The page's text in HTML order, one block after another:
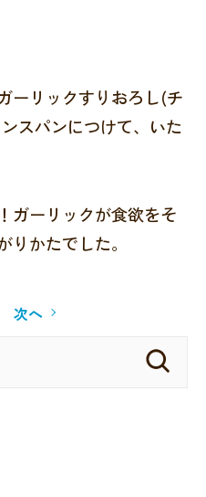
ーリックすりおろし(チ
スパンにつけて、いた
ガーリックが食欲をそ
かたでした。
次へ